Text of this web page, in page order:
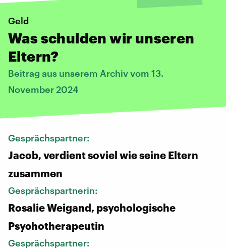
Geld
Was schulden wir unseren
Eltern?
Beitrag aus unserem Archiv vom 13.
November 2024
Gesprächspartner:
Jacob, verdient soviel wie seine Eltern
zusammen
Gesprächspartnerin:
Rosalie Weigand, psychologische
Psychotherapeutin
Gesprächspartner: